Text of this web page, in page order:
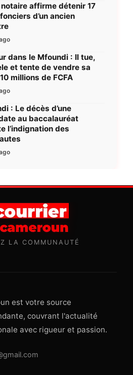
notaire affirme détenir 17
d’un ancien
dans le Mfoundi : Il tue,
et tente de vendre sa
millions de FCFA
: Le décès d’une
au baccalauréat
l’indignation des
LA COMMUNAUTÉ
est votre source
couvrant l'actualité
avec rigueur et passion.